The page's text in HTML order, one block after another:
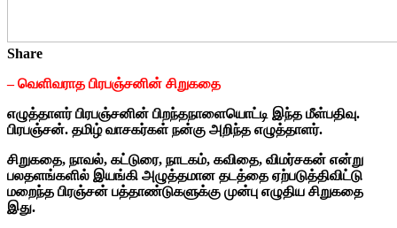
Share
– வெளிவராத பிரபஞ்சனின் சிறுகதை
எழுத்தாளர் பிரபஞ்சனின் பிறந்தநாளையொட்டி இந்த மீள்பதிவு.
பிரபஞ்சன். தமிழ் வாசகர்கள் நன்கு அறிந்த எழுத்தாளர்.
சிறுகதை, நாவல், கட்டுரை, நாடகம், கவிதை, விமர்சகன் என்று
பலதளங்களில் இயங்கி அழுத்தமான தடத்தை ஏற்படுத்திவிட்டு
மறைந்த பிரஞ்சன் பத்தாண்டுகளுக்கு முன்பு எழுதிய சிறுகதை
இது.